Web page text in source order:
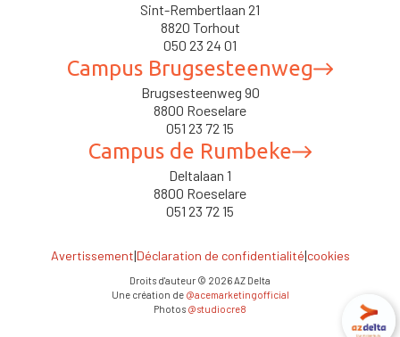
Campus de Rumbeke
Deltalaan 1
8800 Roeselare
051 23 72 15
Campus Brugsesteenweg
Brugsesteenweg 90
8800 Roeselare
051 23 72 15
Sint-Rembertlaan 21
8820 Torhout
050 23 24 01
Avertissement|Déclaration de confidentialité|cookies
Droits d'auteur © 2026AZ Delta
Une création de @acemarketingofficial
Photos@studiocre8